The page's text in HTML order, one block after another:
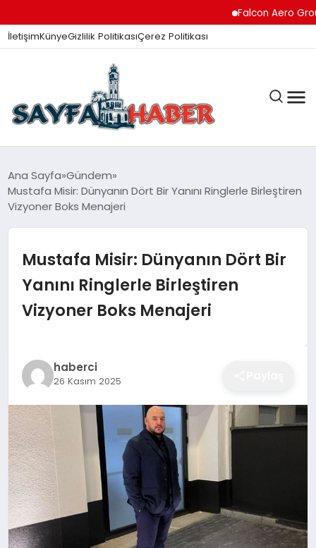
Falcon Aero Group,
İletişimKünyeGizlilik PolitikasıÇerez Politikası
ANA SAYFA
GÜNDEM
İZMIR HABERLERI
EKONOMI
SAĞLIK
SPOR
YAŞAM
Ana Sayfa Gündem
Mustafa Misir: Dünyanın Dört Bir Yanını Ringlerle Birleştiren
Vizyoner Boks Menajeri
Mustafa Misir: Dünyanın Dört Bir
Yanını Ringlerle Birleştiren
Vizyoner Boks Menajeri
haberci
26 Kasım 2025